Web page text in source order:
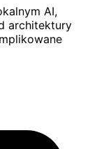
AI,
architektury